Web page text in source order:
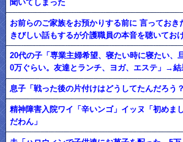
聞いてしまった
お前らのご家族をお預かりする前に 言っておき
きびしい話もするが介護職員の本音を聴いておけ
20代の子「専業主婦希望、寝たい時に寝たい、
0万ぐらい。友達とランチ、ヨガ、エステ」→
息子「戦った後の片付けはどうしてたんだろう？
精神障害入院ワイ「辛いンゴ」イッヌ「初めま
だわん」